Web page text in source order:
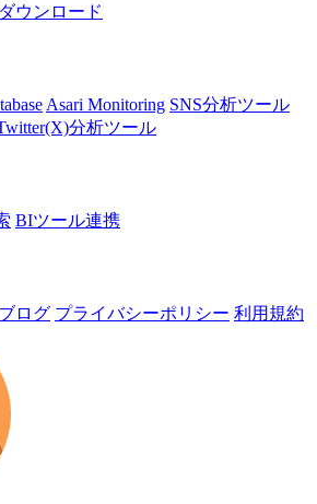
ウンロード
Asari Monitoring SNS分析ツール
分析ツール
BIツール連携
ブログ プライバシーポリシー 利用規約